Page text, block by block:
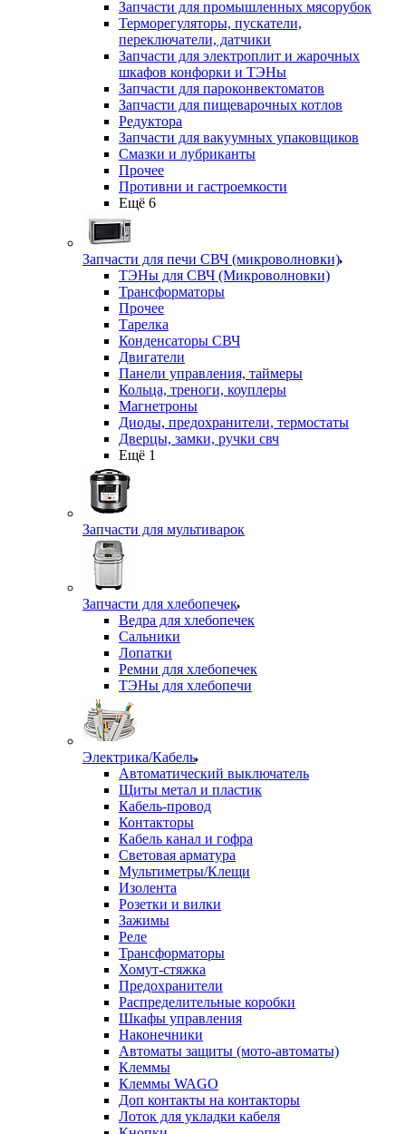
Запчасти для промышленных мясорубок
Терморегуляторы, пускатели,
переключатели, датчики
Запчасти для электроплит и жарочных
шкафов конфорки и ТЭНы
Запчасти для пароконвектоматов
Запчасти для пищеварочных котлов
Редуктора
Запчасти для вакуумных упаковщиков
Смазки и лубриканты
Прочее
Противни и гастроемкости
Ещё 6
Запчасти для печи СВЧ (микроволновки)
ТЭНы для СВЧ (Микроволновки)
Трансформаторы
Прочее
Тарелка
Конденсаторы СВЧ
Двигатели
Панели управления, таймеры
Кольца, треноги, коуплеры
Магнетроны
Диоды, предохранители, термостаты
Дверцы, замки, ручки свч
Ещё 1
Запчасти для мультиварок
Запчасти для хлебопечек
Ведра для хлебопечек
Сальники
Лопатки
Ремни для хлебопечек
ТЭНы для хлебопечи
Электрика/Кабель
Автоматический выключатель
Щиты метал и пластик
Кабель-провод
Контакторы
Кабель канал и гофра
Световая арматура
Мультиметры/Клещи
Изолента
Розетки и вилки
Зажимы
Реле
Трансформаторы
Хомут-стяжка
Предохранители
Распределительные коробки
Шкафы управления
Наконечники
Автоматы защиты (мото-автоматы)
Клеммы
Клеммы WAGO
Доп контакты на контакторы
Лоток для укладки кабеля